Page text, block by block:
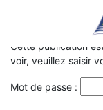
Cette publication
voir, veuillez saisir
Mot de passe :